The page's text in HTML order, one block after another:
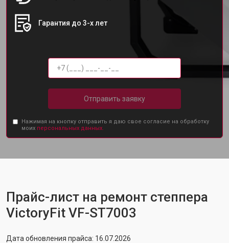
Гарантия до 3-х лет
Отправить заявку
Нажимая на кнопку отправить я даю свое согласие на обработку
моих персональных данных.
Прайс-лист на ремонт степпера
VictoryFit VF-ST7003
Дата обновления прайса: 16.07.2026